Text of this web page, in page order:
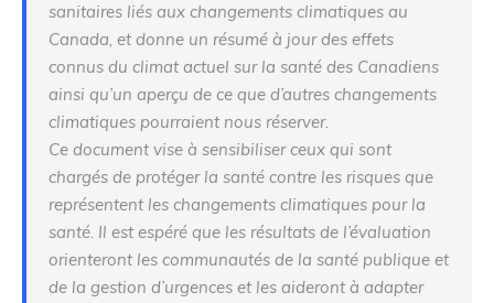
sanitaires liés aux changements climatiques au
Canada, et donne un résumé à jour des effets
connus du climat actuel sur la santé des Canadiens
ainsi qu’un aperçu de ce que d’autres changements
climatiques pourraient nous réserver.
Ce document vise à sensibiliser ceux qui sont
chargés de protéger la santé contre les risques que
représentent les changements climatiques pour la
santé. Il est espéré que les résultats de l’évaluation
orienteront les communautés de la santé publique et
de la gestion d’urgences et les aideront à adapter